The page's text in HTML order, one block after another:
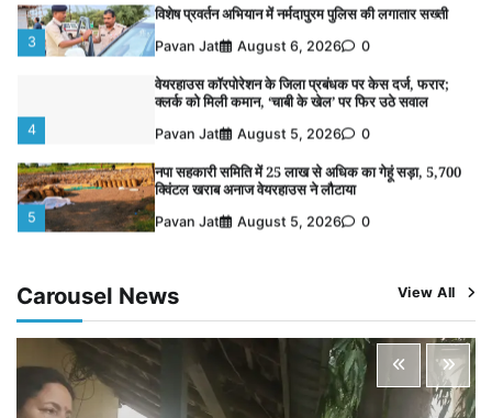
4
क्लर्क को मिली कमान, ‘चाबी के खेल’ पर फिर उठे सवाल
Pavan Jat August 5, 2026 0
5
नपा सहकारी समिति में 25 लाख से अधिक का गेहूं सड़ा, 5,700
क्विंटल खराब अनाज वेयरहाउस ने लौटाया
Pavan Jat August 5, 2026 0
1
बिजली आपूर्ति और मूंग खरीदी की समस्याओं को लेकर किसान
मजदूर महासंघ ने सौंपा ज्ञापन
Pavan Jat August 8, 2026 0
2
पहुंचने का अनुमान
3
विशेष प्रवर्तन अभियान में नर्मदापुरम पुलिस की लगातार सख्ती
Pavan Jat August 6, 2026 0
Carousel News View All